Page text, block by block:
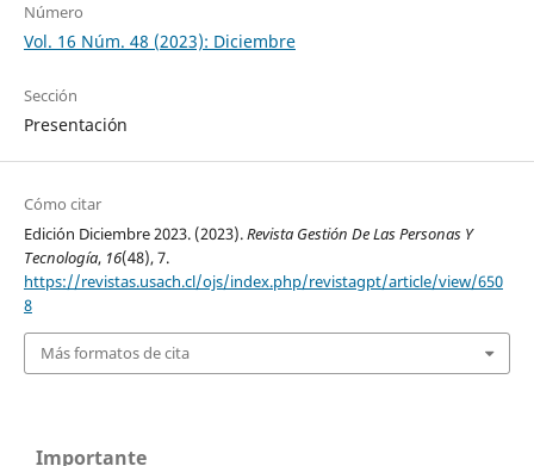
Número
Vol. 16 Núm. 48 (2023): Diciembre
Sección
Presentación
Cómo citar
Edición Diciembre 2023. (2023).Revista Gestión De Las Personas Y
Tecnología, 16(48), 7.
https://revistas.usach.cl/ojs/index.php/revistagpt/article/view/650
8
Más formatos de cita
Importante